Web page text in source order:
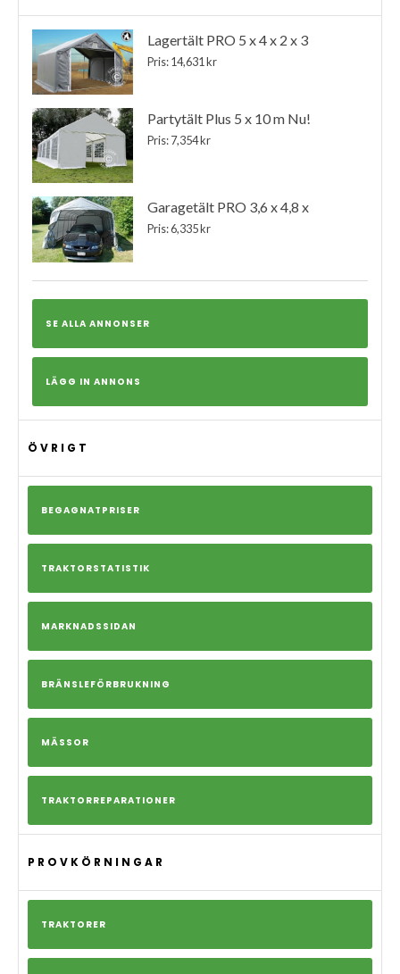
Lagertält PRO 5 x 4 x 2 x 3
Pris: 14,631 kr
Partytält Plus 5 x 10 m Nu!
Pris: 7,354 kr
Garagetält PRO 3,6 x 4,8 x
Pris: 6,335 kr
SE ALLA ANNONSER
LÄGG IN ANNONS
ÖVRIGT
BEGAGNATPRISER
TRAKTORSTATISTIK
MARKNADSSIDAN
BRÄNSLEFÖRBRUKNING
MÄSSOR
TRAKTORREPARATIONER
PROVKÖRNINGAR
TRAKTORER